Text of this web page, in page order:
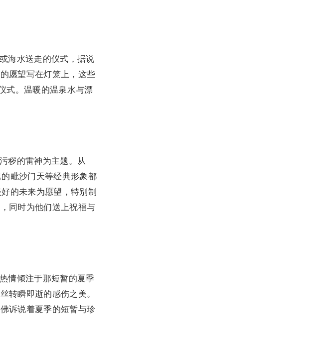
海水送走的仪式，据说
愿望写在灯笼上，这些
式。温暖的温泉水与漂
秽的雷神为主题。从
毗沙门天等经典形象都
的未来为愿望，特别制
同时为他们送上祝福与
情倾注于那短暂的夏季
转瞬即逝的感伤之美。
诉说着夏季的短暂与珍